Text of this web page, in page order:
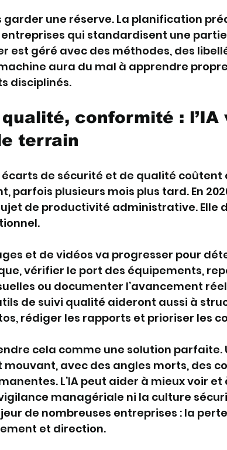
une réserve. La planification
qui standardisent une partie
est géré avec des méthodes, des
aura du mal à apprendre
disciplinés.
conformité : l’IA
terrain
écarts de sécurité et de qualité coûtent
parfois plusieurs mois plus tard. En
de productivité administrative. Elle
et de vidéos va progresser pour
vérifier le port des équipements,
ou documenter l’avancement
de suivi qualité aideront aussi à
rédiger les rapports et prioriser les
cela comme une solution parfaite.
avec des angles morts, des
L’IA peut aider à mieux voir et
managériale ni la culture
de nombreuses entreprises : la
et direction.